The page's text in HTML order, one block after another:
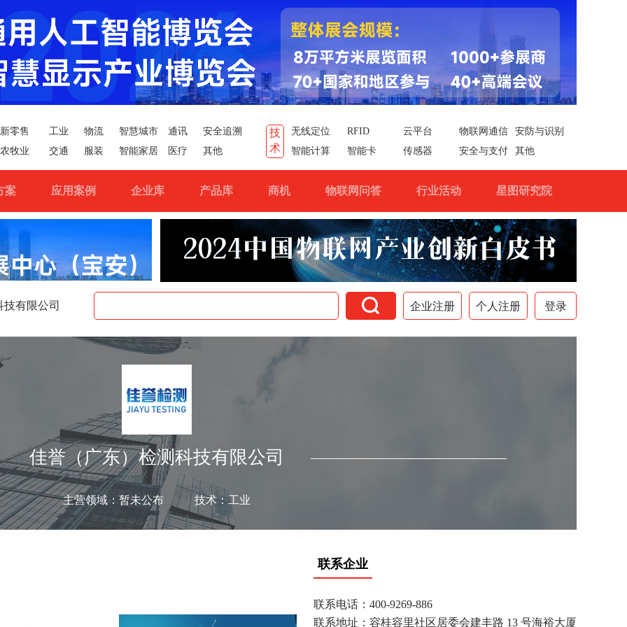
新零售 工业 物流 智慧城市 通讯
安全追溯
农牧业
交通 服装 智能家居 医疗 其他
技
术
无线定位 RFID 云平台 物联网通信
安防与识别
智能计算
智能卡 传感器 安全与支付 其他
案 应用案例 企业库 产品库 商机 物联网问答 行业活动 星图研究院
有限公司  企业注册 个人注册 登录
佳誉（广东）检测科技有限公司
主营领域：暂未公布 技术：工业
联系企业
联系电话：400-9269-886
联系地址：容桂容里社区居委会建丰路 13 号海裕大厦